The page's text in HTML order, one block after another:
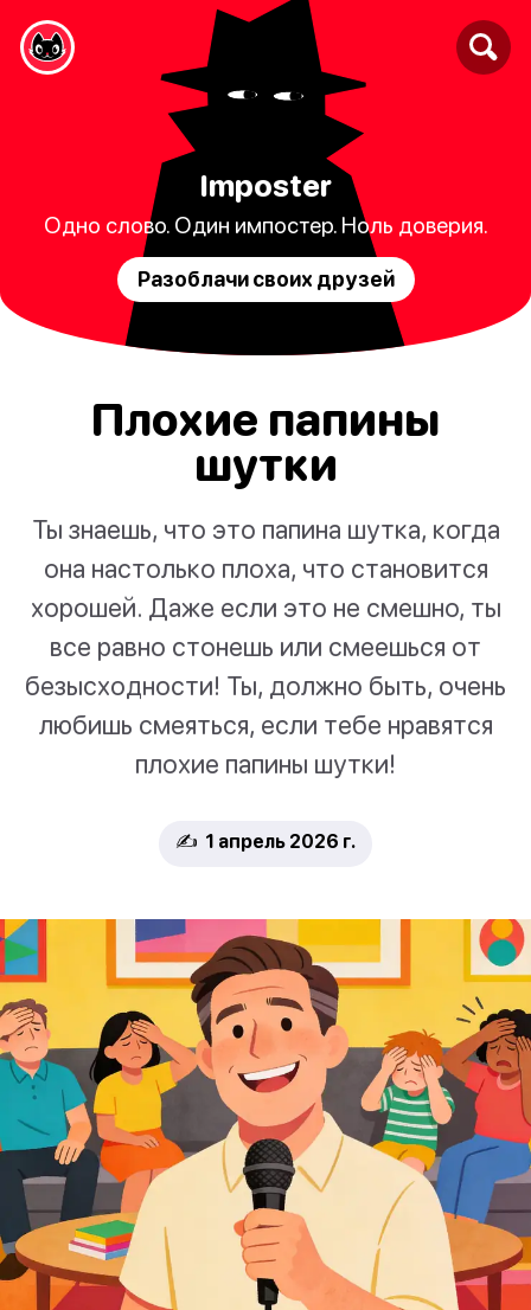
Imposter
Одно слово. Один импостер. Ноль доверия.
Разоблачи своих друзей
Плохие папины
шутки
Ты знаешь, что это папина шутка, когда
она настолько плоха, что становится
хорошей. Даже если это не смешно, ты
все равно стонешь или смеешься от
безысходности! Ты, должно быть, очень
любишь смеяться, если тебе нравятся
плохие папины шутки!
✍️ 1 апрель 2026 г.